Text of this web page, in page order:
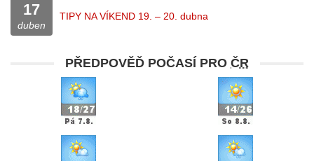
17
duben
TIPY NA VÍKEND 19. – 20. dubna
PŘEDPOVĚĎ POČASÍ PRO ČR